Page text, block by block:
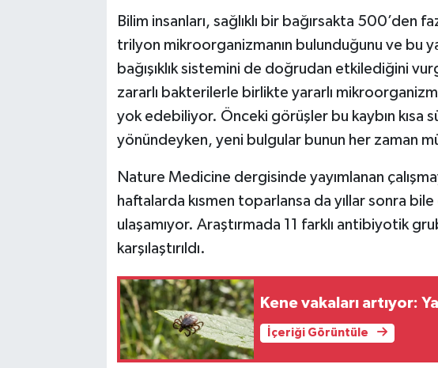
Bilim insanları, sağlıklı bir bağırsakta 500’den
trilyon mikroorganizmanın bulunduğunu ve bu
bağışıklık sistemini de doğrudan etkilediğini
zararlı bakterilerle birlikte yararlı
yok edebiliyor. Önceki görüşler bu kaybın kısa
yönündeyken, yeni bulgular bunun her zaman
Nature Medicine dergisinde yayımlanan
haftalarda kısmen toparlansa da yıllar sonra
ulaşamıyor. Araştırmada 11 farklı antibiyotik
karşılaştırıldı.
Kene vakaları artıyor:
İçeriği Görüntüle